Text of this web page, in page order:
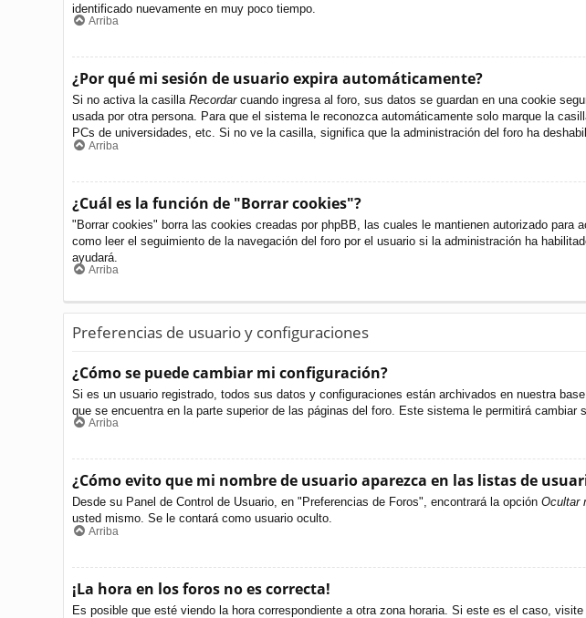
identificado nuevamente en muy poco tiempo.
Arriba
¿Por qué mi sesión de usuario expira automáticamente?
Si no activa la casilla Recordarcuando ingresa al foro, sus datos se guardan en una cookie
usada por otra persona. Para que el sistema le reconozca automáticamente solo marque la
PCs de universidades, etc. Si no ve la casilla, significa que la administración del foro ha
Arriba
¿Cuál es la función de "Borrar cookies"?
"Borrar cookies" borra las cookies creadas por phpBB, las cuales le mantienen autorizado
como leer el seguimiento de la navegación del foro por el usuario si la administración ha
ayudará.
Arriba
Preferencias de usuario y configuraciones
¿Cómo se puede cambiar mi configuración?
Si es un usuario registrado, todos sus datos y configuraciones están archivados en nuestra
que se encuentra en la parte superior de las páginas del foro. Este sistema le permitirá cambiar
Arriba
¿Cómo evito que mi nombre de usuario aparezca en las listas de
Desde su Panel de Control de Usuario, en "Preferencias de Foros", encontrará la opción Ocultar
usted mismo. Se le contará como usuario oculto.
Arriba
¡La hora en los foros no es correcta!
Es posible que esté viendo la hora correspondiente a otra zona horaria. Si este es el caso,